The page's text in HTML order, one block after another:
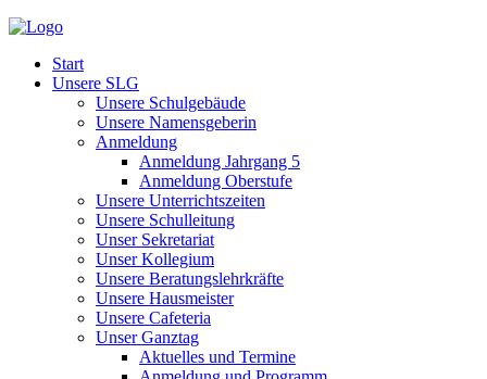
Start
Unsere SLG
Unsere Schulgebäude
Unsere Namensgeberin
Anmeldung
Anmeldung Jahrgang 5
Anmeldung Oberstufe
Unsere Unterrichtszeiten
Unsere Schulleitung
Unser Sekretariat
Unser Kollegium
Unsere Beratungslehrkräfte
Unsere Hausmeister
Unsere Cafeteria
Unser Ganztag
Aktuelles und Termine